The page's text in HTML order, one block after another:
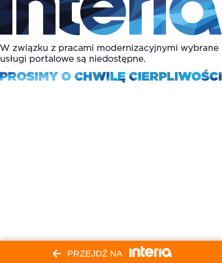
PRZEJDŹ NA